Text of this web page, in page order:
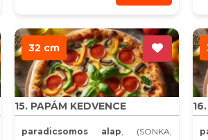
32 cm
15. PAPÁM KEDVENCE
paradicsomos alap, (SONKA,